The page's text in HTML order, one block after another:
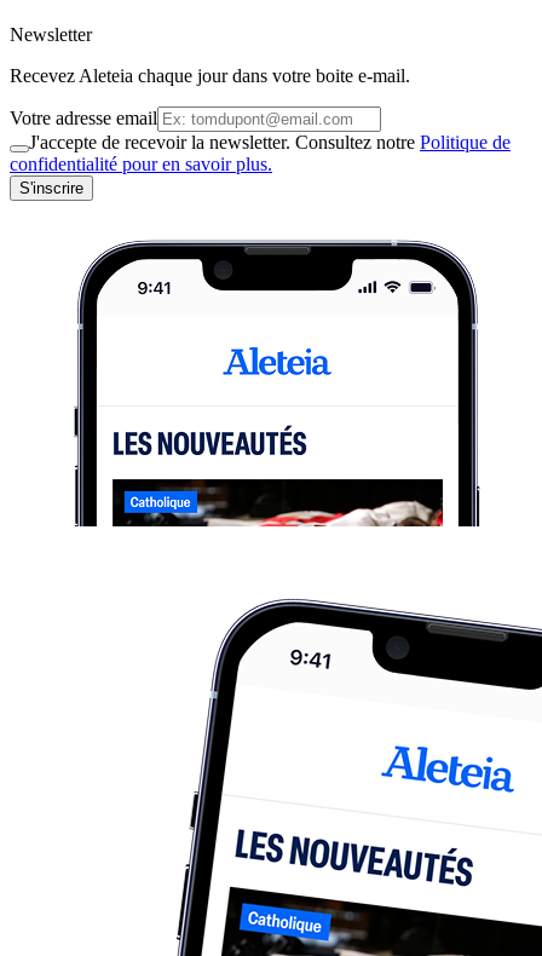
Newsletter
Recevez Aleteia chaque jour dans votre boite e-mail.
Votre adresse email
J'accepte de recevoir la newsletter. Consultez notre Politique de
confidentialité pour en savoir plus.
S'inscrire